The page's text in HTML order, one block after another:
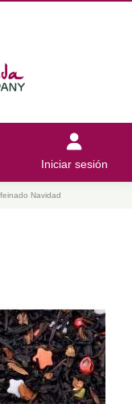
Iniciar sesión
Navidad